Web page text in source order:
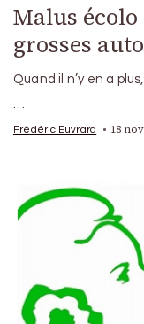
Malus écolo
grosses
Quand il n’y en a
Frédéric Euvrard 18